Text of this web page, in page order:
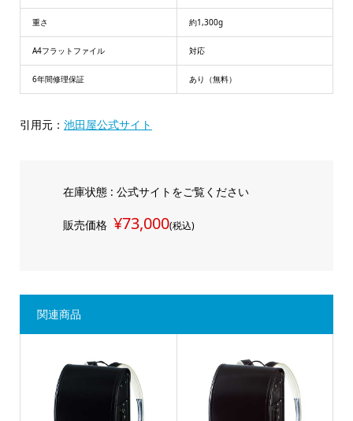
重さ 約1,300g
A4フラットファイル 対応
6年間修理保証 あり（無料）
引用元： 池田屋公式サイト
在庫状態 : 公式サイトをご覧ください
販売価格 ¥73,000(税込)
関連商品